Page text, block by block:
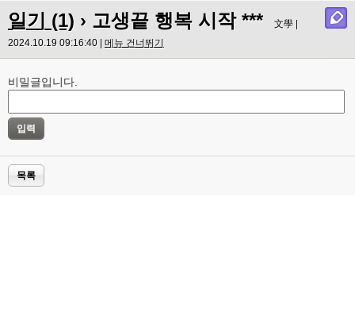
일기 (1) › 고생끝 행복 시작 ***
文學 |
2024.10.19 09:16:40 | 메뉴 건너뛰기
비밀글입니다.
목록